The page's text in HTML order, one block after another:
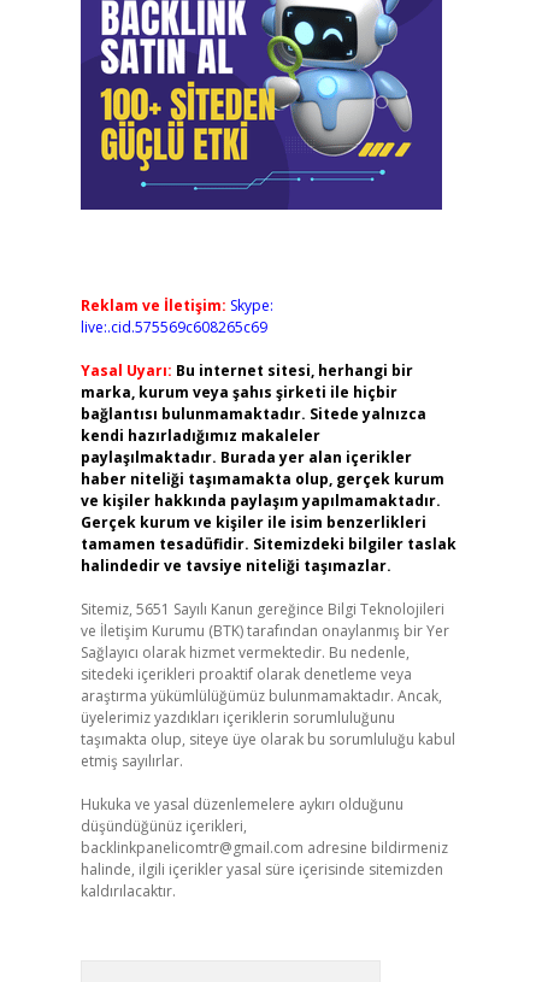
Reklam ve İletişim: Skype:
live:.cid.575569c608265c69
Yasal Uyarı: Bu internet sitesi, herhangi bir
marka, kurum veya şahıs şirketi ile hiçbir
bağlantısı bulunmamaktadır. Sitede yalnızca
kendi hazırladığımız makaleler
paylaşılmaktadır. Burada yer alan içerikler
haber niteliği taşımamakta olup, gerçek kurum
ve kişiler hakkında paylaşım yapılmamaktadır.
Gerçek kurum ve kişiler ile isim benzerlikleri
tamamen tesadüfidir. Sitemizdeki bilgiler taslak
halindedir ve tavsiye niteliği taşımazlar.
Sitemiz, 5651 Sayılı Kanun gereğince Bilgi Teknolojileri
ve İletişim Kurumu (BTK) tarafından onaylanmış bir Yer
Sağlayıcı olarak hizmet vermektedir. Bu nedenle,
sitedeki içerikleri proaktif olarak denetleme veya
araştırma yükümlülüğümüz bulunmamaktadır. Ancak,
üyelerimiz yazdıkları içeriklerin sorumluluğunu
taşımakta olup, siteye üye olarak bu sorumluluğu kabul
etmiş sayılırlar.
Hukuka ve yasal düzenlemelere aykırı olduğunu
düşündüğünüz içerikleri,
backlinkpanelicomtr@gmail.com adresine bildirmeniz
halinde, ilgili içerikler yasal süre içerisinde sitemizden
kaldırılacaktır.